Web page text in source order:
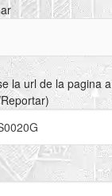
la url de la pagina a